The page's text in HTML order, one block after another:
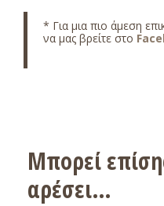
* Για μια πιο άμεση
να μας βρείτε στο
Μπορεί
αρέσει…